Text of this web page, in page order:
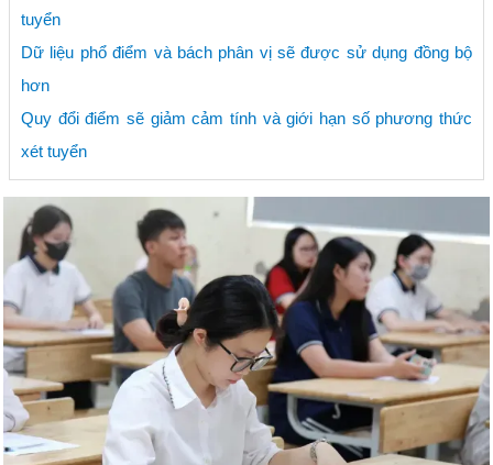
tuyển
Dữ liệu phổ điểm và bách phân vị sẽ được sử dụng đồng bộ
hơn
Quy đổi điểm sẽ giảm cảm tính và giới hạn số phương thức
xét tuyển